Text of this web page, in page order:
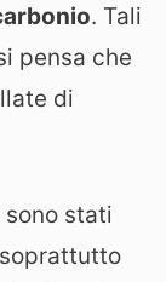
. Tali
pensa che
di
stati